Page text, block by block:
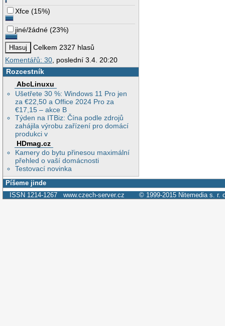
Xfce (15%)
jiné/žádné (23%)
Celkem 2327 hlasů
Komentářů: 30, poslední 3.4. 20:20
Rozcestník
AbcLinuxu
Ušetřete 30 %: Windows 11 Pro jen
za €22,50 a Office 2024 Pro za
€17,15 – akce B
Týden na ITBiz: Čína podle zdrojů
zahájila výrobu zařízení pro domácí
produkci v
HDmag.cz
Kamery do bytu přinesou maximální
přehled o vaší domácnosti
Testovací novinka
Píšeme jinde
ISSN 1214-1267 www.czech-server.cz © 1999-2015 Nitemedia s. r.